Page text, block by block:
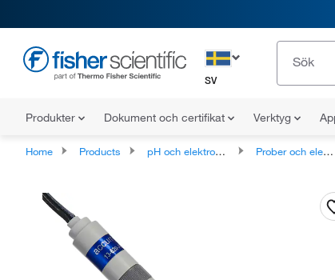
SV
Produkter Dokument och certifikat Verktyg
Home Products pH och elektrokemi Prober och elektroder